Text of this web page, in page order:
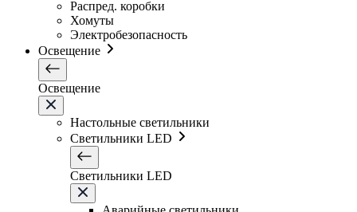
Распред. коробки
Хомуты
Электробезопасность
Освещение
Освещение
Настольные светильники
Светильники LED
Светильники LED